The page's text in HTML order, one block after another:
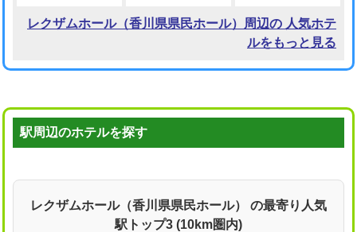
レクザムホール（香川県県民ホール）周辺の 人気ホテ
ルをもっと見る
駅周辺のホテルを探す
レクザムホール（香川県県民ホール） の最寄り人気
駅トップ3 (10km圏内)